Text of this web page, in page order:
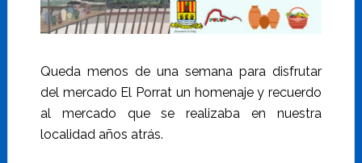
Queda menos de una semana para disfrutar
del mercado El Porrat un homenaje y recuerdo
al mercado que se realizaba en nuestra
localidad años atrás.